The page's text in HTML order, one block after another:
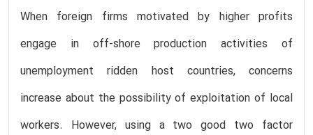
When foreign firms motivated by higher profits
engage in off-shore production activities of
unemployment ridden host countries, concerns
increase about the possibility of exploitation of local
workers. However, using a two good two factor